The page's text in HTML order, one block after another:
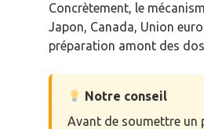
Concrètement, le
Japon, Canada, Union
préparation amont des
Notre conseil
Avant de soumettre un